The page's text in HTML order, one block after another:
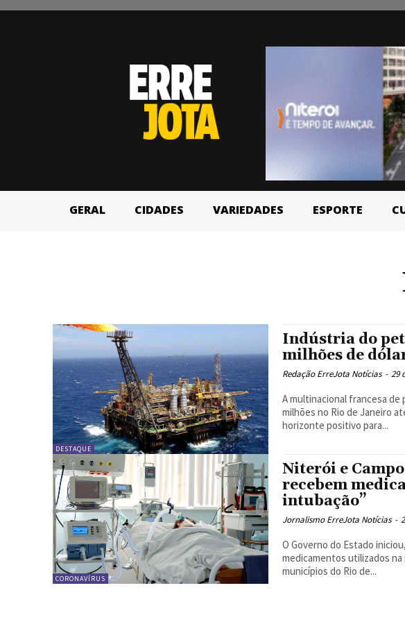
GERAL CIDADES VARIEDADES ESPORTE
DESTAQUE
Indústria do
milhões de
Redação ErreJota Notícias - 29
A multinacional francesa
milhões no Rio de Janeiro
horizonte positivo para...
CORONAVÍRUS
Niterói e
recebem
intubação”
Jornalismo ErreJota Notícias -
O Governo do Estado
medicamentos utilizados
municípios do Rio de...